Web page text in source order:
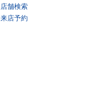
店舗検索
来店予約